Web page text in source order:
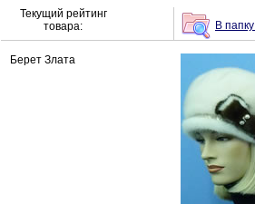
Текущий рейтинг
товара:
В
Берет Злата